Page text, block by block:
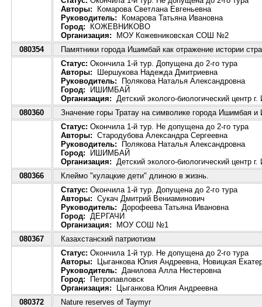
Авторы: Комарова Светлана Евгеньевна
Руководитель: Комарова Татьяна Ивановна
Город: КОЖЕВНИКОВО
Организация: МОУ Кожевниковская СОШ №2
080354
Памятники города Ишимбай как отражение истории
Статус: Окончила 1-й тур. Допущена до 2-го тура
Авторы: Шершукова Надежда Дмитриевна
Руководитель: Полякова Наталья Александровна
Город: ИШИМБАЙ
Организация: Детский эколого-биологический центр
080360
Значение горы Тратау на символике города Ишимбая и
Статус: Окончила 1-й тур. Не допущена до 2-го тура
Авторы: Стародубова Александра Сергеевна
Руководитель: Полякова Наталья Александровна
Город: ИШИМБАЙ
Организация: Детский эколого-биологический центр
080366
Клеймо "кулацкие дети" длиною в жизнь.
Статус: Окончила 1-й тур. Допущена до 2-го тура
Авторы: Сукач Дмитрий Вениаминович
Руководитель: Дорофеева Татьяна Ивановна
Город: ДЕРГАЧИ
Организация: МОУ СОШ №1
080367
Казахстанский патриотизм
Статус: Окончила 1-й тур. Не допущена до 2-го тура
Авторы: Цыганкова Юлия Андреевна, Новицкая
Руководитель: Данилова Алла Нестеровна
Город: Петропавловск
Организация: Цыганкова Юлия Андреевна
080372
Nature reserves of Taymyr